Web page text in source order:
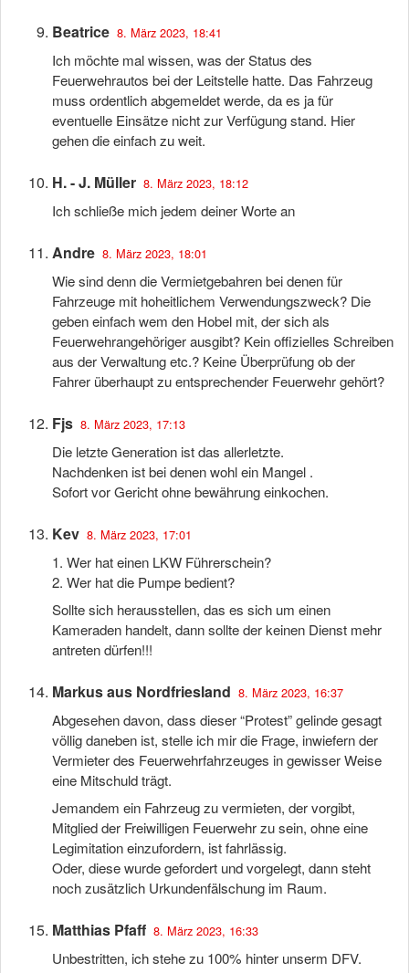
Beatrice 8. März 2023, 18:41
Ich möchte mal wissen, was der Status des
Feuerwehrautos bei der Leitstelle hatte. Das Fahrzeug
muss ordentlich abgemeldet werde, da es ja für
eventuelle Einsätze nicht zur Verfügung stand. Hier
gehen die einfach zu weit.
H. - J. Müller 8. März 2023, 18:12
Ich schließe mich jedem deiner Worte an
Andre 8. März 2023, 18:01
Wie sind denn die Vermietgebahren bei denen für
Fahrzeuge mit hoheitlichem Verwendungszweck? Die
geben einfach wem den Hobel mit, der sich als
Feuerwehrangehöriger ausgibt? Kein offizielles Schreiben
aus der Verwaltung etc.? Keine Überprüfung ob der
Fahrer überhaupt zu entsprechender Feuerwehr gehört?
Fjs 8. März 2023, 17:13
Die letzte Generation ist das allerletzte.
Nachdenken ist bei denen wohl ein Mangel .
Sofort vor Gericht ohne bewährung einkochen.
Kev 8. März 2023, 17:01
1. Wer hat einen LKW Führerschein?
2. Wer hat die Pumpe bedient?
Sollte sich herausstellen, das es sich um einen
Kameraden handelt, dann sollte der keinen Dienst mehr
antreten dürfen!!!
Markus aus Nordfriesland 8. März 2023, 16:37
Abgesehen davon, dass dieser “Protest” gelinde gesagt
völlig daneben ist, stelle ich mir die Frage, inwiefern der
Vermieter des Feuerwehrfahrzeuges in gewisser Weise
eine Mitschuld trägt.
Jemandem ein Fahrzeug zu vermieten, der vorgibt,
Mitglied der Freiwilligen Feuerwehr zu sein, ohne eine
Legimitation einzufordern, ist fahrlässig.
Oder, diese wurde gefordert und vorgelegt, dann steht
noch zusätzlich Urkundenfälschung im Raum.
Matthias Pfaff 8. März 2023, 16:33
Unbestritten, ich stehe zu 100% hinter unserm DFV.